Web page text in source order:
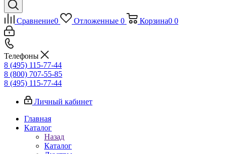
Сравнение0 Отложенные 0 Корзина0 0
Телефоны
8 (495) 115-77-44
8 (800) 707-55-85
8 (495) 115-77-44
Личный кабинет
Главная
Каталог
Назад
Каталог